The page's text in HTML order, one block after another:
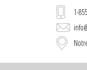
1-